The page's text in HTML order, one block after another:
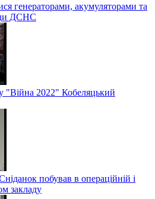
генераторами, акумуляторами та
ДСНС
"Війна 2022" Кобеляцький
побував в операційній і
закладу